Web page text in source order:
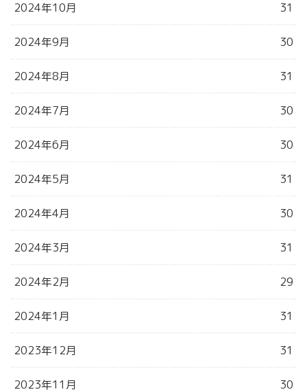
2024年10月 31
2024年9月 30
2024年8月 31
2024年7月 30
2024年6月 30
2024年5月 31
2024年4月 30
2024年3月 31
2024年2月 29
2024年1月 31
2023年12月 31
2023年11月 30